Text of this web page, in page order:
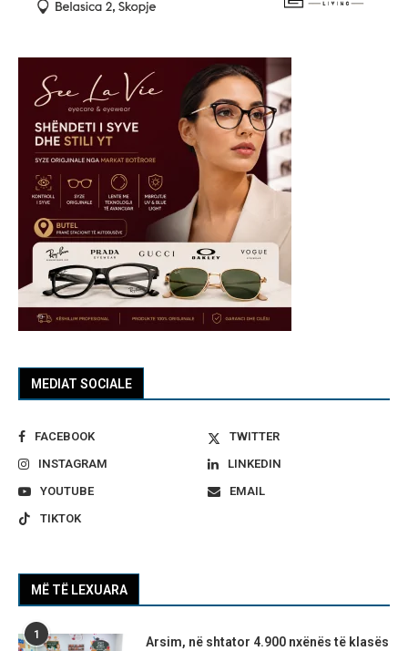
MEDIAT SOCIALE
FACEBOOK
TWITTER
INSTAGRAM
LINKEDIN
YOUTUBE
EMAIL
TIKTOK
MË TË LEXUARA
1
Arsim, në shtator 4.900 nxënës të klasës